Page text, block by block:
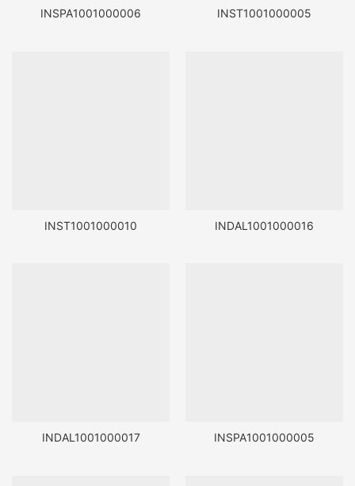
INSPA1001000006 INST1001000005
INST1001000010 INDAL1001000016
INDAL1001000017 INSPA1001000005